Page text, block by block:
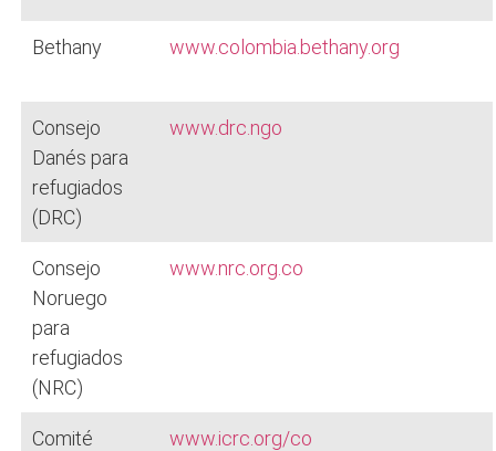
Bethany www.colombia.bethany.org
Consejo
Danés para
refugiados
(DRC)
www.drc.ngo
Consejo
Noruego
para
refugiados
(NRC)
www.nrc.org.co
Comité
www.icrc.org/co